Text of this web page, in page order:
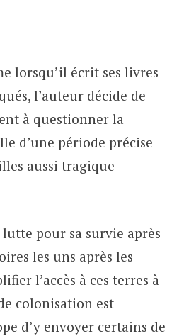
lorsqu’il écrit ses livres
l’auteur décide de
à questionner la
d’une période précise
aussi tragique
pour sa survie après
les uns après les
l’accès à ces terres à
colonisation est
d’y envoyer certains de